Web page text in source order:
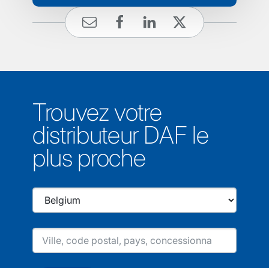
Trouvez votre
distributeur DAF le
plus proche